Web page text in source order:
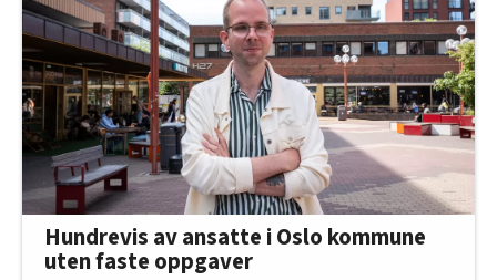
Hundrevis av ansatte i Oslo kommune
uten faste oppgaver